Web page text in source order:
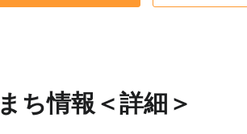
まち情報＜詳細＞